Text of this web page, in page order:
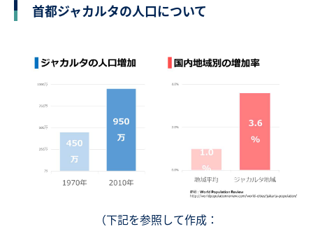
首都ジャカルタの人口について
（下記を参照して作成：